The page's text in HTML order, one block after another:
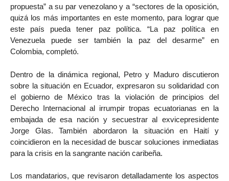
propuesta” a su par venezolano y a “sectores de la oposición,
quizá los más importantes en este momento, para lograr que
este país pueda tener paz política. “La paz política en
Venezuela puede ser también la paz del desarme” en
Colombia, completó.
Dentro de la dinámica regional, Petro y Maduro discutieron
sobre la situación en Ecuador, expresaron su solidaridad con
el gobierno de México tras la violación de principios del
Derecho Internacional al irrumpir tropas ecuatorianas en la
embajada de esa nación y secuestrar al exvicepresidente
Jorge Glas. También abordaron la situación en Haití y
coincidieron en la necesidad de buscar soluciones inmediatas
para la crisis en la sangrante nación caribeña.
Los mandatarios, que revisaron detalladamente los aspectos